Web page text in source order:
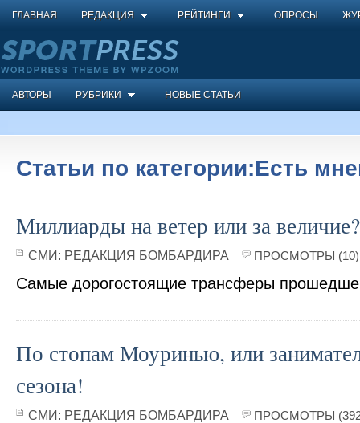
ГЛАВНАЯ РЕДАКЦИЯ РЕЙТИНГИ ОПРОСЫ
АВТОРЫ РУБРИКИ НОВЫЕ СТАТЬИ
Статьи по категории:Есть
Миллиарды на ветер или за величие?
СМИ: РЕДАКЦИЯ БОМБАРДИРА ПРОСМОТРЫ (10)
Самые дорогостоящие трансферы
По стопам Моуринью, или
сезона!
СМИ: РЕДАКЦИЯ БОМБАРДИРА ПРОСМОТРЫ